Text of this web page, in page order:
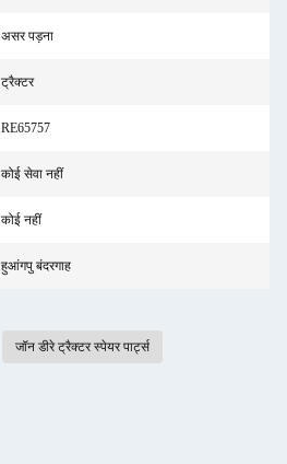
असर पड़ना
ट्रैक्टर
RE65757
कोई सेवा नहीं
कोई नहीं
हुआंगपु बंदरगाह
जॉन डीरे ट्रैक्टर स्पेयर पार्ट्स